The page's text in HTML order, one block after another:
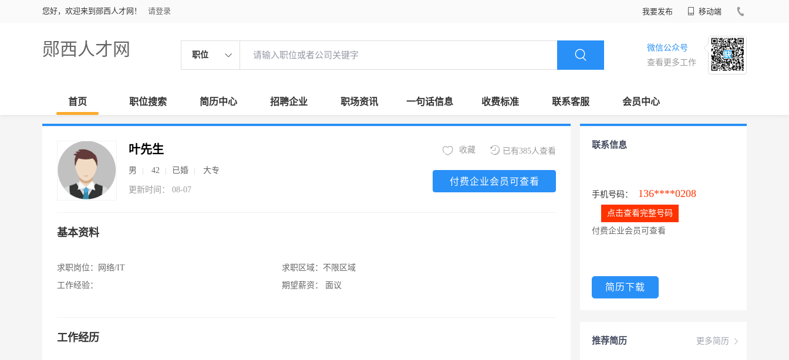
您好，欢迎来到郧西人才网！ 请登录 我要发布 移动端
郧西人才网 职位
微信公众号
查看更多工作
首页 职位搜索 简历中心 招聘企业 职场资讯 一句话信息 收费标准 联系客服 会员中心
叶先生
男 42 已婚 大专
更新时间： 08-07
已有385人查看
收藏
付费企业会员可查看
基本资料
求职岗位：
网络/IT
工作经验：
求职区域： 不限区域
期望薪资：
面议
工作经历
联系信息
手机号码： 136****0208
点击查看完整号码
付费企业会员可查看
简历下载
更多简历
推荐简历